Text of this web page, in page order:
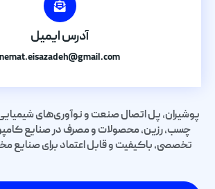
آدرس ایمیل
nemat.eisazadeh@gmail.com
پوشیران، پل اتصال صنعت و نوآوری‌های شیمیایی
چسب، رزین، محصولات و مصرف در صنایع
تخصصی، باکیفیت و قابل اعتماد برای صنایع